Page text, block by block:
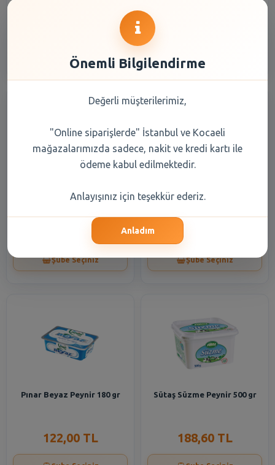
Şube Seçiniz Şube Seçiniz
Pınar Beyaz Peynir 180 gr
122,00 TL
Sütaş Süzme Peynir 500 gr
188,60 TL
Önemli Bilgilendirme
Değerli müşterilerimiz,
"Online siparişlerde" İstanbul ve Kocaeli
mağazalarımızda sadece, nakit ve kredi kartı ile
ödeme kabul edilmektedir.
Anlayışınız için teşekkür ederiz.
Anladım